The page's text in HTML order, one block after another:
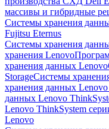
массивы и гибридные
Системы хранения
Fujitsu Eternus
Системы хранения
хранения Lenovo
хранения данных Lenovo
StorageСистемы
хранения данных
данных Lenovo
Lenovo ThinkSystem
Lenovo